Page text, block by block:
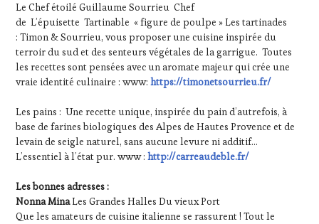
Le Chef étoilé Guillaume Sourrieu Chef
de L’épuisette Tartinable « figure de poulpe » Les tartinades
: Timon & Sourrieu, vous proposer une cuisine inspirée du
terroir du sud et des senteurs végétales de la garrigue. Toutes
les recettes sont pensées avec un aromate majeur qui crée une
vraie identité culinaire : www:https://timonetsourrieu.fr/
Les pains : Une recette unique, inspirée du pain d’autrefois, à
base de farines biologiques des Alpes de Hautes Provence et de
levain de seigle naturel, sans aucune levure ni additif…
L’essentiel à l’état pur. www :http://carreaudeble.fr/
Les bonnes adresses :
Nonna MinaLes Grandes Halles Du vieux Port
Que les amateurs de cuisine italienne se rassurent ! Tout le